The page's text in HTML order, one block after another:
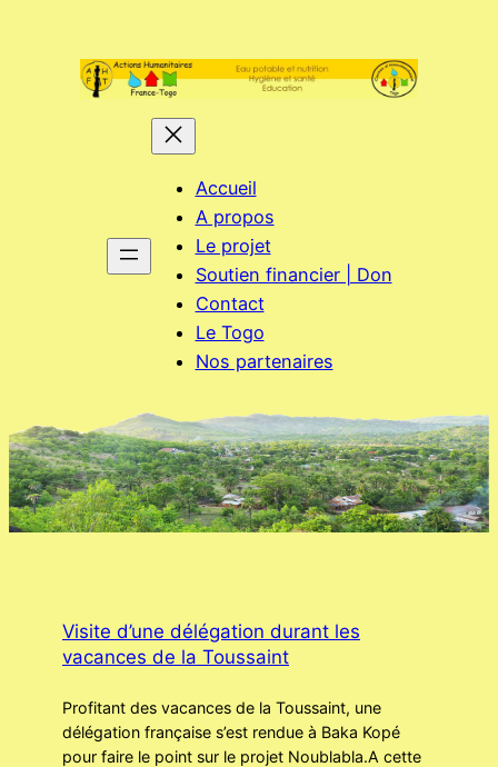
Accueil
A propos
Le projet
Soutien financier | Don
Contact
Le Togo
Nos partenaires
Visite d’une délégation durant les
vacances de la Toussaint
Profitant des vacances de la Toussaint, une
délégation française s’est rendue à Baka Kopé
pour faire le point sur le projet Noublabla.A cette